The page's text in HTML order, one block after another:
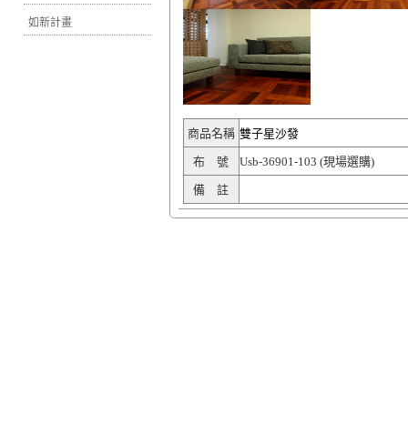
如新計畫
商品名稱 雙子星沙發
布 號 Usb-36901-103 (現場選購)
備 註